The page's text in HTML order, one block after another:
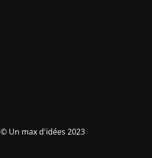
© Un max d'idées 2023